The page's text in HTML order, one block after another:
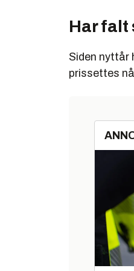
Har falt
Siden nyttår
prissettes